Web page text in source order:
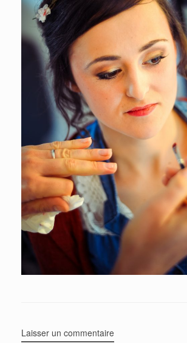
Laisser un commentaire